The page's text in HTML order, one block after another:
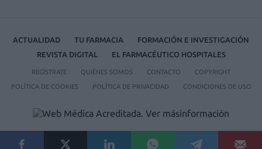
ACTUALIDAD TU FARMACIA
FORMACIÓN E INVESTIGACIÓN
REVISTA DIGITAL
EL FARMACÉUTICO HOSPITALES
REGÍSTRATE QUIÉNES SOMOS CONTACTO COPYRIGHT
POLÍTICA DE COOKIES POLÍTICA DE PRIVACIDAD CONDICIONES DE USO
© 2026 Ediciones MAYO, S.A.U.